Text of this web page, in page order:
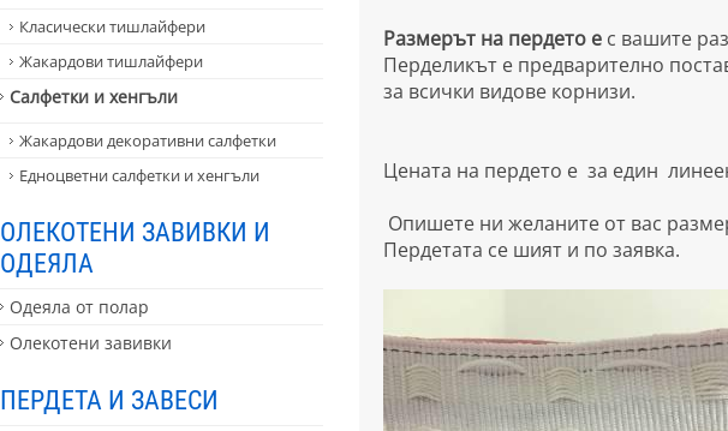
Класически тишлайфери
Жакардови тишлайфери
Салфетки и хенгъли
Жакардови декоративни салфетки
Едноцветни салфетки и хенгъли
ОЛЕКОТЕНИ ЗАВИВКИ И
ОДЕЯЛА
Одеяла от полар
Олекотени завивки
ПЕРДЕТА И ЗАВЕСИ
Размерът на пердето е с вашите
Перделикът е предварително
за всички видове корнизи.
Цената на пердето е за един
Опишете ни желаните от вас
Пердетата се шият и по заявка.